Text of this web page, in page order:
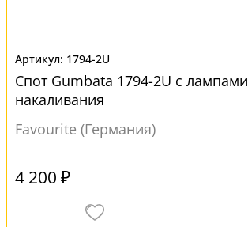
1794-2U
Спот Gumbata 1794-2U с лампами
накаливания
Favourite (Германия)
4 200 ₽